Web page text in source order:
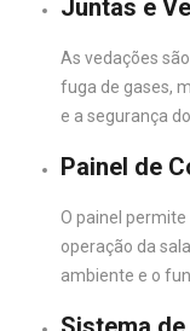
Juntas e
As vedações
fuga de gases,
e a segurança
Painel de
O painel
operação da
ambiente e o